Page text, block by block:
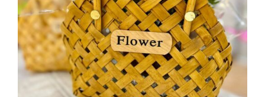
AÑADIR AL CARRITO
/
DETALLES